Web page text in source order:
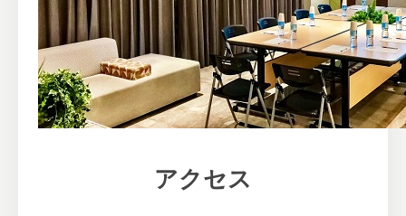
アクセス